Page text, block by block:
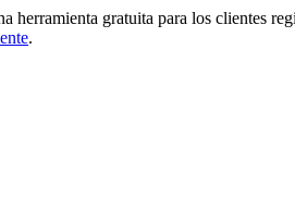
herramienta gratuita para los clientes
.